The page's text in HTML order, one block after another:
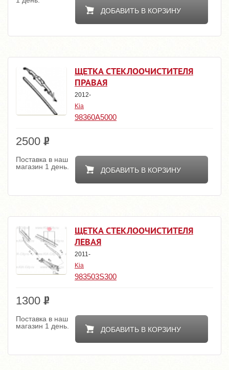
ДОБАВИТЬ В КОРЗИНУ
ЩЕТКА СТЕКЛООЧИСТИТЕЛЯ
ПРАВАЯ
2012-
Kia
98360A5000
2500
ДОБАВИТЬ В КОРЗИНУ
Поставка в наш
магазин 1 день.
ЩЕТКА СТЕКЛООЧИСТИТЕЛЯ
ЛЕВАЯ
2011-
Kia
983503S300
1300
ДОБАВИТЬ В КОРЗИНУ
Поставка в наш
магазин 1 день.